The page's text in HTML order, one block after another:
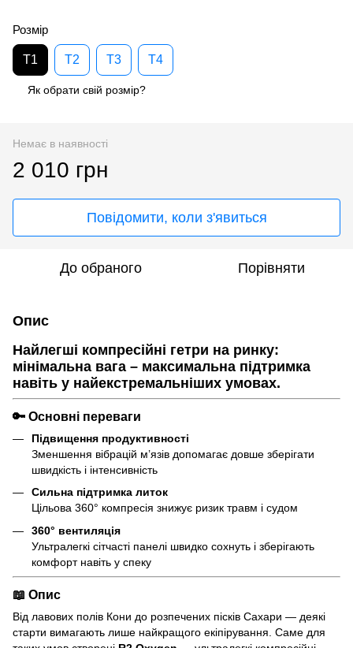
Розмір
T1 T2 T3 T4
Як обрати свій розмір?
Немає в наявності
2 010 грн
Повідомити, коли з'явиться
До обраного Порівняти
Опис
Найлегші компресійні гетри на ринку:
мінімальна вага – максимальна підтримка
навіть у найекстремальніших умовах.
🔑 Основні переваги
Підвищення продуктивності
Зменшення вібрацій м’язів допомагає довше зберігати
швидкість і інтенсивність
Сильна підтримка литок
Цільова 360° компресія знижує ризик травм і судом
360° вентиляція
Ультралегкі сітчасті панелі швидко сохнуть і зберігають
комфорт навіть у спеку
📖 Опис
Від лавових полів Кони до розпечених пісків Сахари — деякі
старти вимагають лише найкращого екіпірування. Саме для